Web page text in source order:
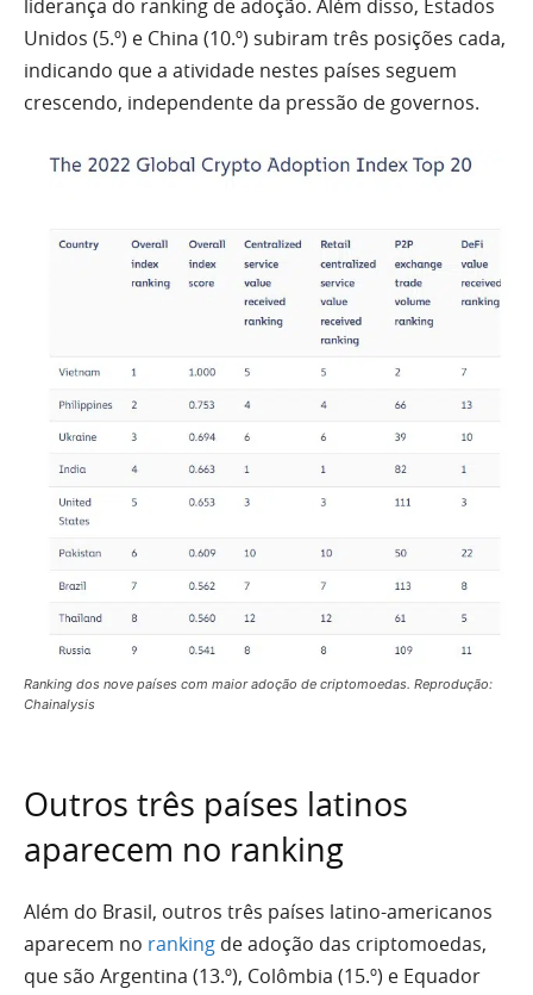
liderança do ranking de adoção. Além disso, Estados
Unidos (5.º) e China (10.º) subiram três posições cada,
indicando que a atividade nestes países seguem
crescendo, independente da pressão de governos.
Ranking dos nove países com maior adoção de criptomoedas. Reprodução:
Chainalysis
Outros três países latinos
aparecem no ranking
Além do Brasil, outros três países latino-americanos
aparecem no ranking de adoção das criptomoedas,
que são Argentina (13.º), Colômbia (15.º) e Equador